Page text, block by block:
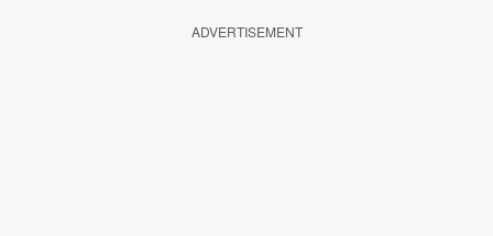
ADVERTISEMENT